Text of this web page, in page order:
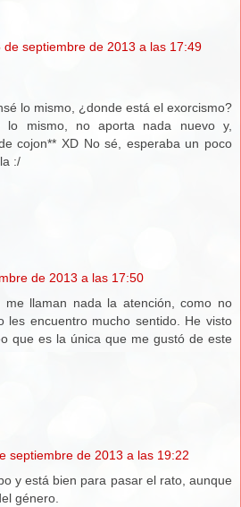
de septiembre de 2013 a las 17:49
lo mismo, ¿donde está el exorcismo?
lo mismo, no aporta nada nuevo y,
cojon** XD No sé, esperaba un poco
:/
de 2013 a las 17:50
me llaman nada la atención, como no
les encuentro mucho sentido. He visto
que es la única que me gustó de este
septiembre de 2013 a las 19:22
y está bien para pasar el rato, aunque
género.